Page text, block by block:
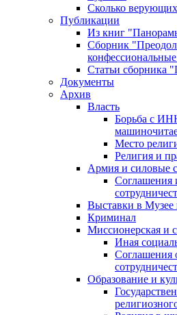
Сколько верующих
Публикации
Из книг
Сборник
Статьи сборника
Документы
Архив
Власть
Борьба с
Место
Религия и
Армия и силовые
Соглашения
Выставки в
Криминал
Миссионерская и
Иная
Соглашения
Образование и